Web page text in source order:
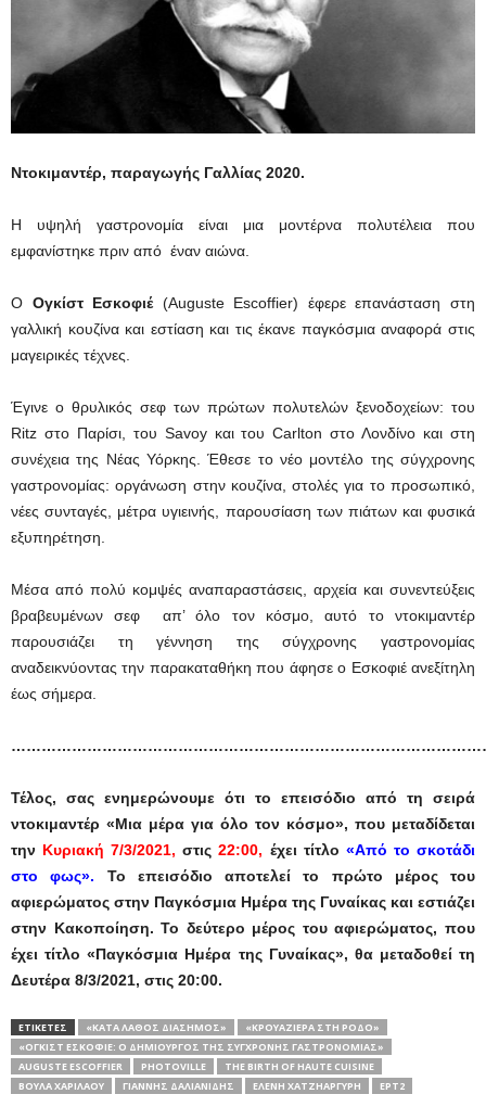
Ντοκιμαντέρ, παραγωγής Γαλλίας 2020.
Η υψηλή γαστρονομία είναι μια μοντέρνα πολυτέλεια που
εμφανίστηκε πριν από έναν αιώνα.
Ο Ογκίστ Εσκοφιέ(Auguste Escoffier) έφερε επανάσταση στη
γαλλική κουζίνα και εστίαση και τις έκανε παγκόσμια αναφορά στις
μαγειρικές τέχνες.
Έγινε ο θρυλικός σεφ των πρώτων πολυτελών ξενοδοχείων: του
Ritz στο Παρίσι, του Savoy και του Carlton στο Λονδίνο και στη
συνέχεια της Νέας Υόρκης. Έθεσε το νέο μοντέλο της σύγχρονης
γαστρονομίας: οργάνωση στην κουζίνα, στολές για το προσωπικό,
νέες συνταγές, μέτρα υγιεινής, παρουσίαση των πιάτων και φυσικά
εξυπηρέτηση.
Μέσα από πολύ κομψές αναπαραστάσεις, αρχεία και συνεντεύξεις
βραβευμένων σεφ απ’ όλο τον κόσμο, αυτό το ντοκιμαντέρ
παρουσιάζει τη γέννηση της σύγχρονης γαστρονομίας
αναδεικνύοντας την παρακαταθήκη που άφησε ο Εσκοφιέ ανεξίτηλη
έως σήμερα.
Τέλος, σας ενημερώνουμε ότι το επεισόδιο από τη σειρά
ντοκιμαντέρ «Μια μέρα για όλο τον κόσμο», που μεταδίδεται
την Κυριακή 7/3/2021, στις22:00, έχει τίτλο «Από τοσκοτάδι
στο φως». Το επεισόδιο αποτελεί το πρώτο μέρος του
αφιερώματος στην Παγκόσμια Ημέρα της Γυναίκας και εστιάζει
στην Κακοποίηση.Το δεύτερο μέρος του αφιερώματος, που
έχει τίτλο «Παγκόσμια Ημέρα της Γυναίκας», θα μεταδοθεί τη
Δευτέρα 8/3/2021, στις 20:00.
ΕΤΙΚΕΤΕΣ «ΚΑΤΆ ΛΆΘΟΣ ΔΙΆΣΗΜΟΣ»
«ΚΡΟΥΑΖΙΈΡΑ ΣΤΗ ΡΌΔΟ»
«ΟΓΚΊΣΤ ΕΣΚΟΦΙΈ: Ο ΔΗΜΙΟΥΡΓΌΣ ΤΗΣ ΣΎΓΧΡΟΝΗΣ ΓΑΣΤΡΟΝΟΜΊΑΣ»
AUGUSTE ESCOFFIER
PHOTOVILLE
THE BIRTH OF HAUTE CUISINE
ΒΟΎΛΑ ΧΑΡΙΛΆΟΥ
ΓΙΆΝΝΗΣ ΔΑΛΙΑΝΊΔΗΣ ΕΛΈΝΗ ΧΑΤΖΗΑΡΓΎΡΗ
ΕΡΤ2